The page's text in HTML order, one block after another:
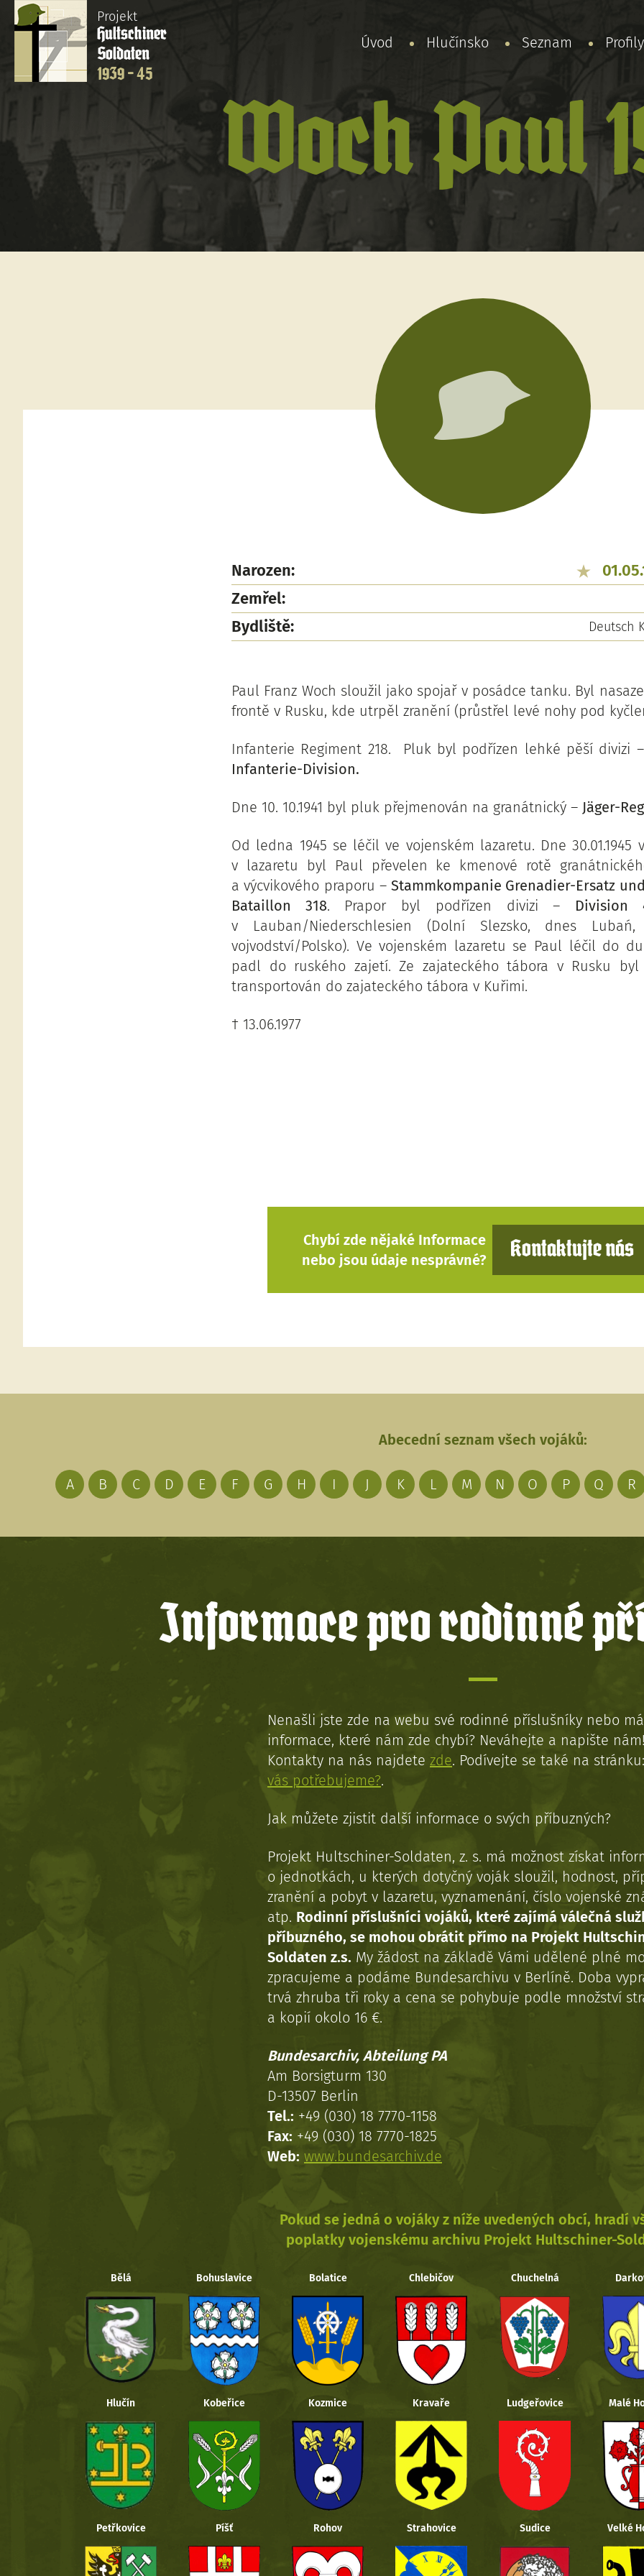
Projekt
Hultschiner
Soldaten
1939 - 45
Úvod Hlučínsko Seznam
Woch Paul
Narozen:
Zemřel:
Bydliště:
Deutsch
Paul Franz Woch sloužil jako spojař v posádce tanku. Byl
frontě v Rusku, kde utrpěl zranění (průstřel levé nohy pod
Infanterie Regiment 218. Pluk byl podřízen lehké pěší divizi
Infanterie-Division.
Dne 10. 10.1941 byl pluk přejmenován na granátnický – Jäger-
Od ledna 1945 se léčil ve vojenském lazaretu. Dne 30.01.1945
v lazaretu byl Paul převelen ke kmenové rotě
a výcvikového praporu –Stammkompanie Grenadier-Ersatz
Bataillon 318. Prapor byl podřízen divizi – Division
v Lauban/Niederschlesien (Dolní Slezsko, dnes Lubań,
vojvodství/Polsko). Ve vojenském lazaretu se Paul léčil do
padl do ruského zajetí. Ze zajateckého tábora v Rusku byl
transportován do zajateckého tábora v Kuřimi.
† 13.06.1977
Chybí zde nějaké Informace
nebo jsou údaje nesprávné?
Kontaktujte nás
Abecední seznam všech vojáků:
A B C D E F G H I J K L M N O P Q R
Informace pro rodinné
Nenašli jste zde na webu své rodinné příslušníky nebo
informace, které nám zde chybí? Neváhejte a napište nám!
Kontakty na nás najdete zde. Podívejte se také na stránku:
vás potřebujeme?.
Jak můžete zjistit další informace o svých příbuzných?
Projekt Hultschiner-Soldaten, z. s. má možnost získat
o jednotkách, u kterých dotyčný voják sloužil, hodnost,
zranění a pobyt v lazaretu, vyznamenání, číslo vojenské
atp. Rodinní příslušníci vojáků, které zajímá válečná
příbuzného, se mohou obrátit přímo na Projekt
Soldaten z.s. My žádost na základě Vámi udělené plné
zpracujeme a podáme Bundesarchivu v Berlíně. Doba
trvá zhruba tři roky a cena se pohybuje podle množství
a kopií okolo 16 €.
Bundesarchiv, Abteilung PA
Am Borsigturm 130
D-13507 Berlin
Tel.: +49 (030) 18 7770-1158
Fax: +49 (030) 18 7770-1825
Web: www.bundesarchiv.de
Pokud se jedná o vojáky z níže uvedených obcí, hradí
poplatky vojenskému archivu Projekt Hultschiner-
Bělá Bohuslavice Bolatice Chlebičov Chuchelná
Hlučín Kobeřice Kozmice Kravaře Ludgeřovice Malé
Petřkovice Píšť Rohov Strahovice Sudice Velké